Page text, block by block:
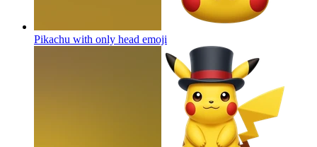
Pikachu with only head emoji